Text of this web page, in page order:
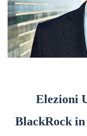
Elezioni
BlackRock